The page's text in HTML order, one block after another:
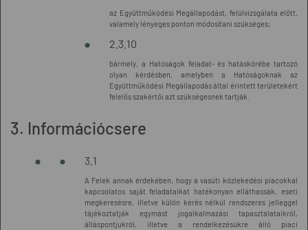
az Együttműködési Megállapodást, felülvizsgálata előtt,
valamely lényeges ponton módosítani szükséges;
2.3.10
bármely, a Hatóságok feladat- és hatáskörébe tartozó
olyan kérdésben, amelyben a Hatóságoknak az
Együttműködési Megállapodás által érintett területekért
felelős szakértői azt szükségesnek tartják.
3. Információcsere
3.1
A Felek annak érdekében, hogy a vasúti közlekedési piacokkal
kapcsolatos saját feladataikat hatékonyan elláthassák, eseti
megkeresésre, illetve külön kérés nélkül rendszeres jelleggel
tájékoztatják egymást jogalkalmazási tapasztalataikról,
álláspontjukról, illetve a rendelkezésükre álló piaci